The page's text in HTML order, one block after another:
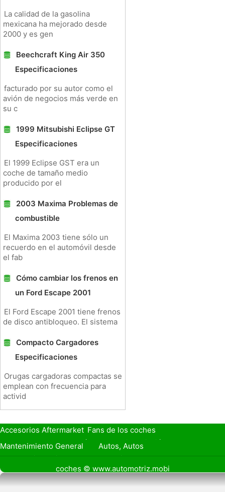
La calidad de la gasolina
mexicana ha mejorado desde
2000 y es gen
Beechcraft King Air 350
Especificaciones
facturado por su autor como el
avión de negocios más verde en
su c
1999 Mitsubishi Eclipse GT
Especificaciones
El 1999 Eclipse GST era un
coche de tamaño medio
producido por el
2003 Maxima Problemas de
combustible
El Maxima 2003 tiene sólo un
recuerdo en el automóvil desde
el fab
Cómo cambiar los frenos en
un Ford Escape 2001
El Ford Escape 2001 tiene frenos
de disco antibloqueo. El sistema
Compacto Cargadores
Especificaciones
Orugas cargadoras compactas se
emplean con frecuencia para
activid
Accesorios Aftermarket Fans de los coches
Seguro de Coche
Préstamos y Financiación
Mantenimiento General
Autos, Autos
Seguridad Vial
Combustibles
Vender Mi Cochecoches © www.automotriz.mobi